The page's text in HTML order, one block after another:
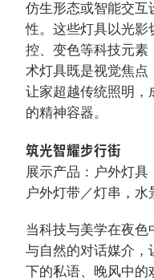
仿生形态或智能交互
性。这些灯具以光影
控、变色等科技元素
术灯具既是视觉焦点
让家超越传统照明，
的精神容器。
筑光智耀步行街
展示产品：户外灯具
户外灯带／灯串，水
当科技与美学在夜色
与自然的对话媒介，
下的私语、晚风中的